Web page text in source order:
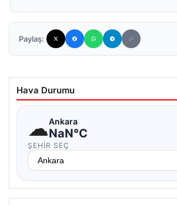
Paylaş:
Hava Durumu
☁Ankara
NaN°C
ŞEHIR SEÇ